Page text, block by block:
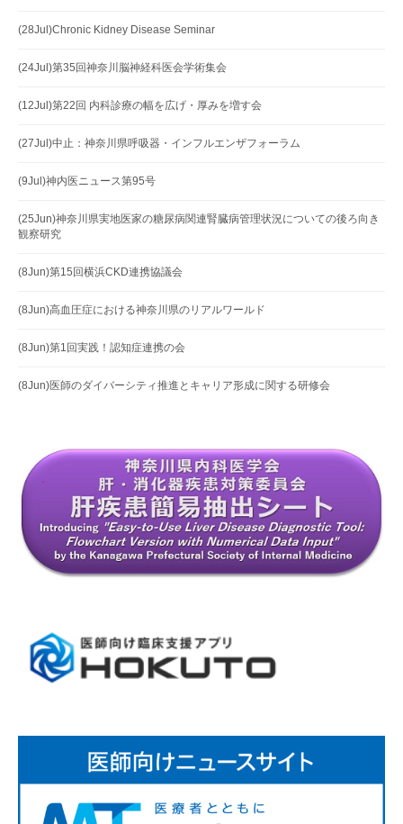
(28Jul)Chronic Kidney Disease Seminar
(24Jul)第35回神奈川脳神経科医会学術集会
(12Jul)第22回 内科診療の幅を広げ・厚みを増す会
(27Jul)中止：神奈川県呼吸器・インフルエンザフォーラム
(9Jul)神内医ニュース第95号
(25Jun)神奈川県実地医家の糖尿病関連腎臓病管理状況についての後ろ向き
観察研究
(8Jun)第15回横浜CKD連携協議会
(8Jun)高血圧症における神奈川県のリアルワールド
(8Jun)第1回実践！認知症連携の会
(8Jun)医師のダイバーシティ推進とキャリア形成に関する研修会